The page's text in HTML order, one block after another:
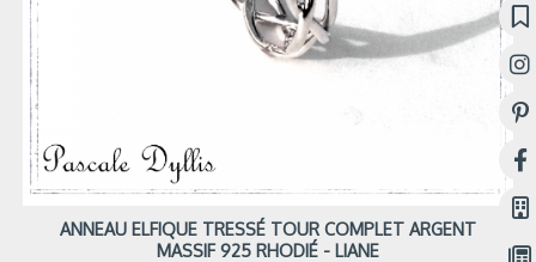
ANNEAU ELFIQUE TRESSÉ TOUR COMPLET ARGENT
MASSIF 925 RHODIÉ - LIANE